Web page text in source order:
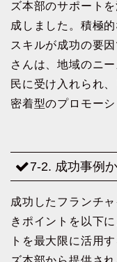
ズ本部のサポート
成しました。積極
スキルが成功の要
さんは、地域のニ
民に受け入れられ
密着型のプロモー
7-2. 成功事例
成功したフランチ
きポイントを以下
トを最大限に活用